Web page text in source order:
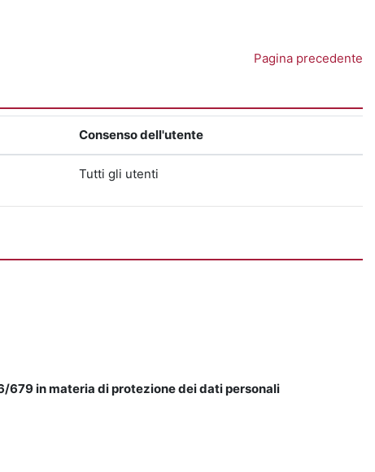
Pagina precedente
Consenso dell'utente
Tutti gli utenti
679 in materia di protezione dei dati personali